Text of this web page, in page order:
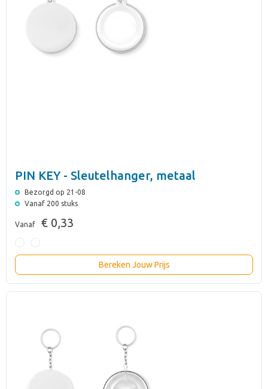
PIN KEY - Sleutelhanger, metaal
Bezorgd op 21-08
Vanaf 200 stuks
Vanaf € 0,33
Bereken Jouw Prijs